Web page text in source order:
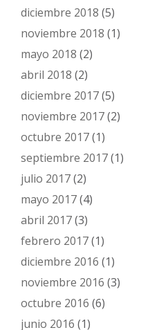
diciembre 2018 (5)
noviembre 2018 (1)
mayo 2018 (2)
abril 2018 (2)
diciembre 2017(5)
noviembre 2017(2)
octubre 2017(1)
septiembre 2017(1)
julio 2017(2)
mayo 2017(4)
abril 2017(3)
febrero 2017(1)
diciembre 2016 (1)
noviembre 2016 (3)
octubre 2016 (6)
junio 2016 (1)